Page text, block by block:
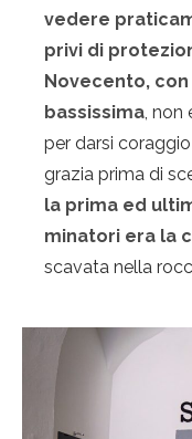
vedere
privi di
Novecento,
bassissima, non
per darsi
grazia prima di
la prima ed
minatori era la
scavata nella